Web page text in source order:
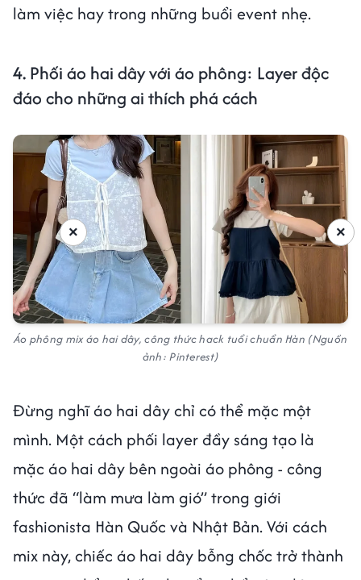
làm việc hay trong những buổi event nhẹ.
4.Phối áo hai dây với áo phông: Layer độc
đáo cho những ai thích phá cách
Áo phông mix áo hai dây, công thức hack tuổi chuẩn Hàn (Nguồn
ảnh: Pinterest)
Đừng nghĩ áo hai dây chỉ có thể mặc một
mình. Một cách phối layer đầy sáng tạo là
mặc áo hai dây bên ngoài áo phông - công
thức đã “làm mưa làm gió” trong giới
fashionista Hàn Quốc và Nhật Bản. Với cách
mix này, chiếc áo hai dây bỗng chốc trở thành
×
×